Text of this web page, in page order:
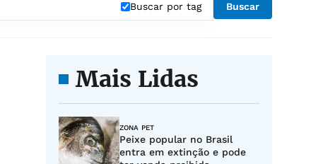
Buscar por tag Buscar
Mais Lidas
ZONA PET
Peixe popular no Brasil
entra em extinção e pode